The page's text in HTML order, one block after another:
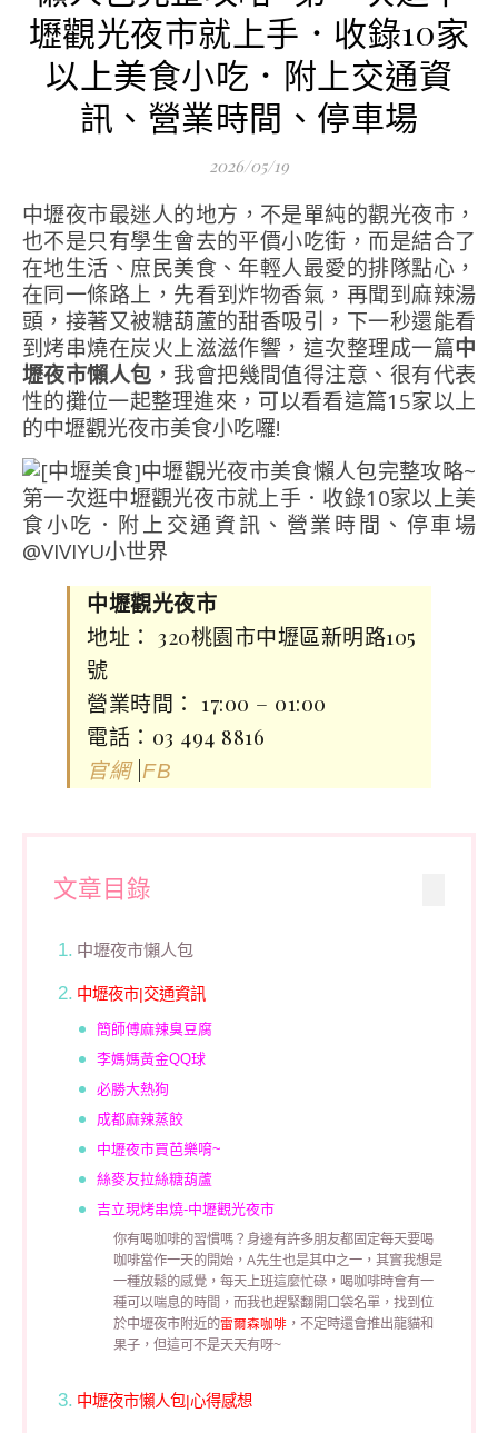
壢觀光夜市就上手．收錄10家
以上美食小吃．附上交通資
訊、營業時間、停車場
2026/05/19
中壢夜市最迷人的地方，不是單純的觀光夜市，
也不是只有學生會去的平價小吃街，而是結合了
在地生活、庶民美食、年輕人最愛的排隊點心，
在同一條路上，先看到炸物香氣，再聞到麻辣湯
頭，接著又被糖葫蘆的甜香吸引，下一秒還能看
到烤串燒在炭火上滋滋作響，這次整理成一篇中
壢夜市懶人包 ，我會把幾間值得注意、很有代表
性的攤位一起整理進來，可以看看這篇15家以上
的中壢觀光夜市美食小吃囉!
中壢觀光夜市
地址： 320桃園市中壢區新明路105
號
營業時間： 17:00 – 01:00
電話：03 494 8816
官網|FB
文章目錄
中壢夜市懶人包
中壢夜市|交通資訊
簡師傅麻辣臭豆腐
李媽媽黃金QQ球
必勝大熱狗
成都麻辣蒸餃
中壢夜市買芭樂唷~
絲麥友拉絲糖葫蘆
吉立現烤串燒-中壢觀光夜市
你有喝咖啡的習慣嗎？身邊有許多朋友都固定每天要喝
咖啡當作一天的開始，A先生也是其中之一，其實我想是
一種放鬆的感覺，每天上班這麼忙碌，喝咖啡時會有一
種可以喘息的時間，而我也趕緊翻開口袋名單，找到位
於中壢夜市附近的雷爾森咖啡 ，不定時還會推出龍貓和
果子，但這可不是天天有呀~
中壢夜市懶人包|心得感想